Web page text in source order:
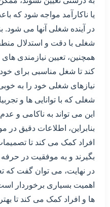
یا ناکارآمد مواجه شود که
در آینده شغلی آنها می شود.
شغلی با دقت و استدلال
همچنین، تعیین نیازمندی
کند تا شغل مناسبی برای خود
نیازهای شغلی خود را به
شغلی که با توانایی ها و
این می تواند به ناکامی و
بنابراین، اطلاعات دقیق در
افراد کمک می کند تا
بگیرند و به موفقیت در
در نهایت، می توان گفت که
اهمیت بسیاری برخوردار
ها و افراد کمک می کند تا